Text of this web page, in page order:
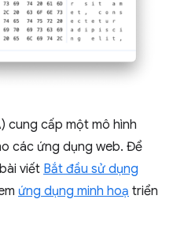
cung cấp một mô hình
các ứng dụng web. Để
viết Bắt đầu sử dụng
ứng dụng minh hoạ triển